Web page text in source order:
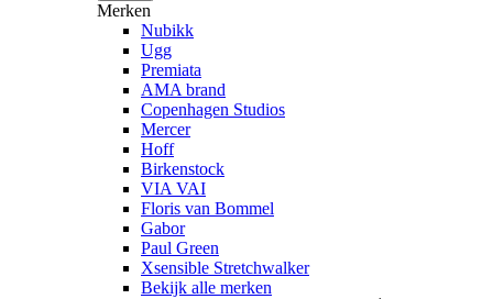
Merken
Nubikk
Ugg
Premiata
AMA brand
Copenhagen Studios
Mercer
Hoff
Birkenstock
VIA VAI
Floris van Bommel
Gabor
Paul Green
Xsensible Stretchwalker
Bekijk alle merken